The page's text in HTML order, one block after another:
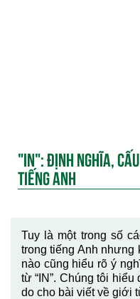
"IN": ĐỊNH NGHĨA, CẤU
TIẾNG ANH
Tuy là một trong số
trong tiếng Anh
nào cũng hiểu rõ ý
từ “IN”. Chúng tôi
do cho bài viết về giới